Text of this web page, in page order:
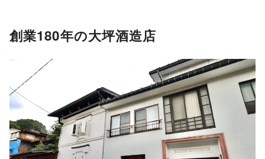
創業180年の大坪酒造店